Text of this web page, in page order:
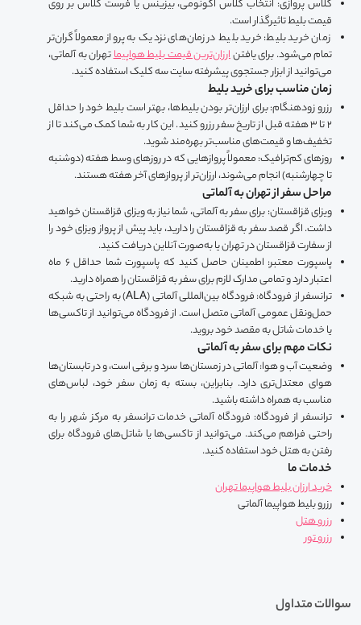
کلاس پروازی: انتخاب کلاس اکونومی، بیزینس یا فرست کلاس بر روی
قیمت بلیط تاثیرگذار است.
زمان خرید بلیط: خرید بلیط در زمان‌های نزدیک به پرواز معمولاً گران‌تر
تمام می‌شود. برای یافتنارزان‌ترین قیمت بلیط هواپیماتهران به آلماتی،
می‌توانید از ابزار جستجوی پیشرفته سایت سه کلیک استفاده کنید.
زمان مناسب برای خرید بلیط
رزرو زودهنگام: برای ارزان‌تر بودن بلیط‌ها، بهتر است بلیط خود را حداقل
۲ تا ۳ هفته قبل از تاریخ سفر رزرو کنید. این کار به شما کمک می‌کند تا از
تخفیف‌ها و قیمت‌های مناسب‌تر بهره‌مند شوید.
روزهای کم‌ترافیک: معمولاً پروازهایی که در روزهای وسط هفته (دوشنبه
تا چهارشنبه) انجام می‌شوند، ارزان‌تر از پروازهای آخر هفته هستند.
مراحل سفر از تهران به آلماتی
ویزای قزاقستان: برای سفر به آلماتی، شما نیاز به ویزای قزاقستان خواهید
داشت. اگر قصد سفر به قزاقستان را دارید، باید پیش از پرواز ویزای خود را
از سفارت قزاقستان در تهران یا به‌صورت آنلاین دریافت کنید.
پاسپورت معتبر: اطمینان حاصل کنید که پاسپورت شما حداقل ۶ ماه
اعتبار دارد و تمامی مدارک لازم برای سفر به قزاقستان را همراه دارید.
ترانسفر از فرودگاه: فرودگاه بین‌المللی آلماتی (ALA) به راحتی به شبکه
حمل‌ونقل عمومی آلماتی متصل است. از فرودگاه می‌توانید از تاکسی‌ها
یا خدمات شاتل به مقصد خود بروید.
نکات مهم برای سفر به آلماتی
وضعیت آب و هوا: آلماتی در زمستان‌ها سرد و برفی است، و در تابستان‌ها
هوای معتدل‌تری دارد. بنابراین، بسته به زمان سفر خود، لباس‌های
مناسب به همراه داشته باشید.
ترانسفر از فرودگاه: فرودگاه آلماتی خدمات ترانسفر به مرکز شهر را به
راحتی فراهم می‌کند. می‌توانید از تاکسی‌ها یا شاتل‌های فرودگاه برای
رفتن به هتل خود استفاده کنید.
خدمات ما
خرید ارزان بلیط هواپیما تهران
رزرو بلیط هواپیما آلماتی
رزرو هتل
رزرو تور
سوالات متداول